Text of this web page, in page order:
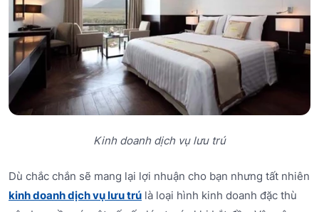
Kinh doanh dịch vụ lưu trú
Dù chắc chắn sẽ mang lại lợi nhuận cho bạn nhưng tất nhiên
kinh doanh dịch vụ lưu trú là loại hình kinh doanh đặc thù